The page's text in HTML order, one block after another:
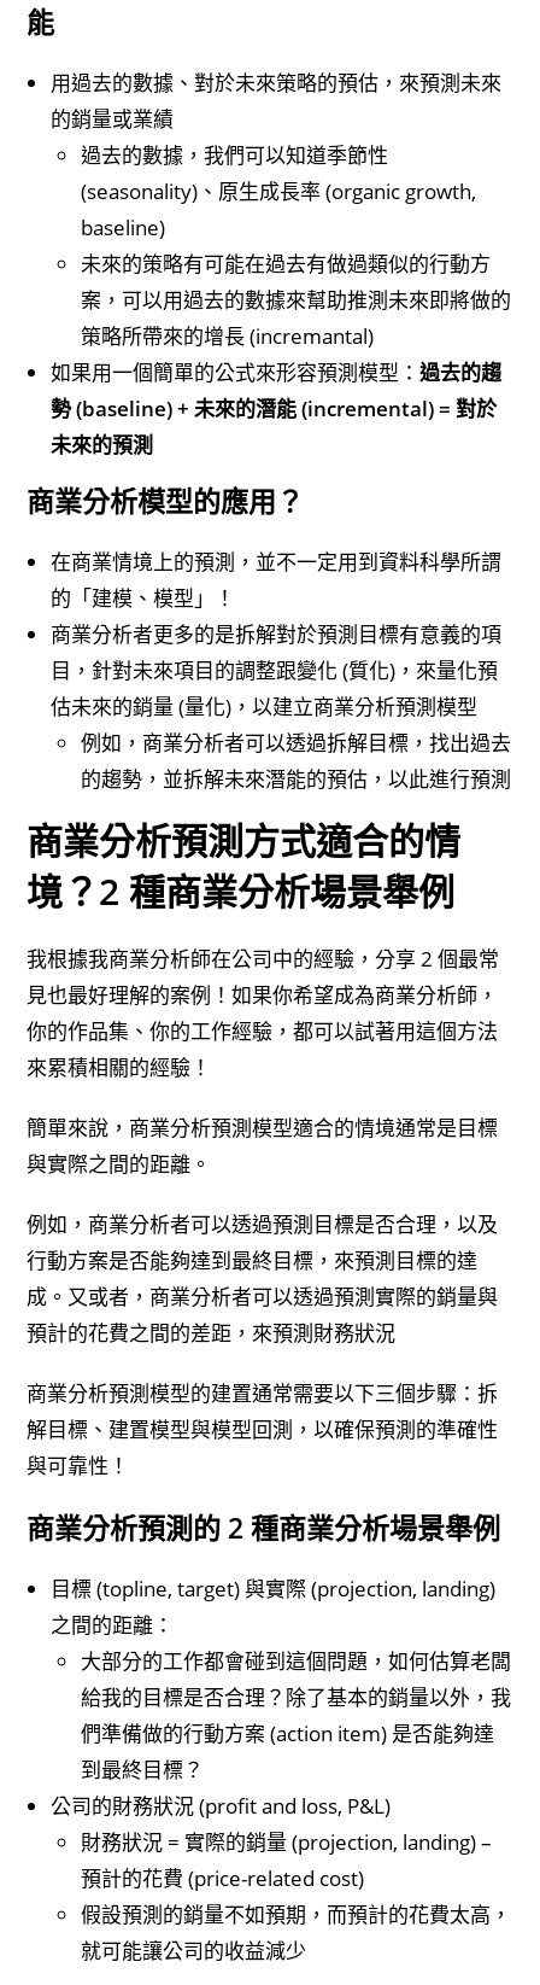
能
用過去的數據、對於未來策略的預估，來預測未來
的銷量或業績
過去的數據，我們可以知道季節性
(seasonality)、原生成長率 (organic growth,
baseline)
未來的策略有可能在過去有做過類似的行動方
案，可以用過去的數據來幫助推測未來即將做的
策略所帶來的增長 (incremantal)
如果用一個簡單的公式來形容預測模型：過去的趨
勢 (baseline) + 未來的潛能 (incremental) = 對於
未來的預測
商業分析模型的應用？
在商業情境上的預測，並不一定用到資料科學所謂
的「建模、模型」！
商業分析者更多的是拆解對於預測目標有意義的項
目，針對未來項目的調整跟變化 (質化)，來量化預
估未來的銷量 (量化)，以建立商業分析預測模型
例如，商業分析者可以透過拆解目標，找出過去
的趨勢，並拆解未來潛能的預估，以此進行預測
商業分析預測方式適合的情
境？2 種商業分析場景舉例
我根據我商業分析師在公司中的經驗，分享 2 個最常
見也最好理解的案例！如果你希望成為商業分析師，
你的作品集、你的工作經驗，都可以試著用這個方法
來累積相關的經驗！
簡單來說，商業分析預測模型適合的情境通常是目標
與實際之間的距離。
例如，商業分析者可以透過預測目標是否合理，以及
行動方案是否能夠達到最終目標，來預測目標的達
成。又或者，商業分析者可以透過預測實際的銷量與
預計的花費之間的差距，來預測財務狀況
商業分析預測模型的建置通常需要以下三個步驟：拆
解目標、建置模型與模型回測，以確保預測的準確性
與可靠性！
商業分析預測的 2 種商業分析場景舉例
目標 (topline, target) 與實際 (projection, landing)
之間的距離：
大部分的工作都會碰到這個問題，如何估算老闆
給我的目標是否合理？除了基本的銷量以外，我
們準備做的行動方案 (action item) 是否能夠達
到最終目標？
公司的財務狀況 (profit and loss, P&L)
財務狀況 = 實際的銷量 (projection, landing) –
預計的花費 (price-related cost)
假設預測的銷量不如預期，而預計的花費太高，
就可能讓公司的收益減少